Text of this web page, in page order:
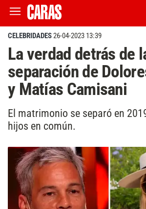
CELEBRIDADES26-04-2023 13:39
La verdad detrás de
separación de
y Matías Camisani
El matrimonio se separó en
hijos en común.